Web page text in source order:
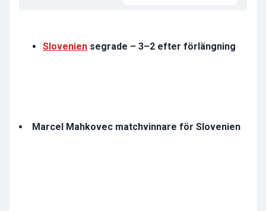
Slovenien segrade – 3–2 efter förlängning
Marcel Mahkovec matchvinnare för Slovenien